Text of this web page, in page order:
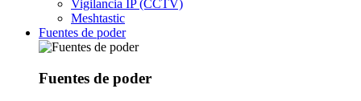
Vigilancia IP (CCTV)
Meshtastic
Fuentes de poder
Fuentes de poder